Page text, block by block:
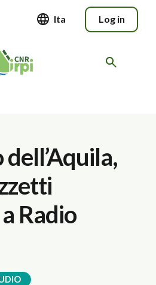
Ita Log in
Radio